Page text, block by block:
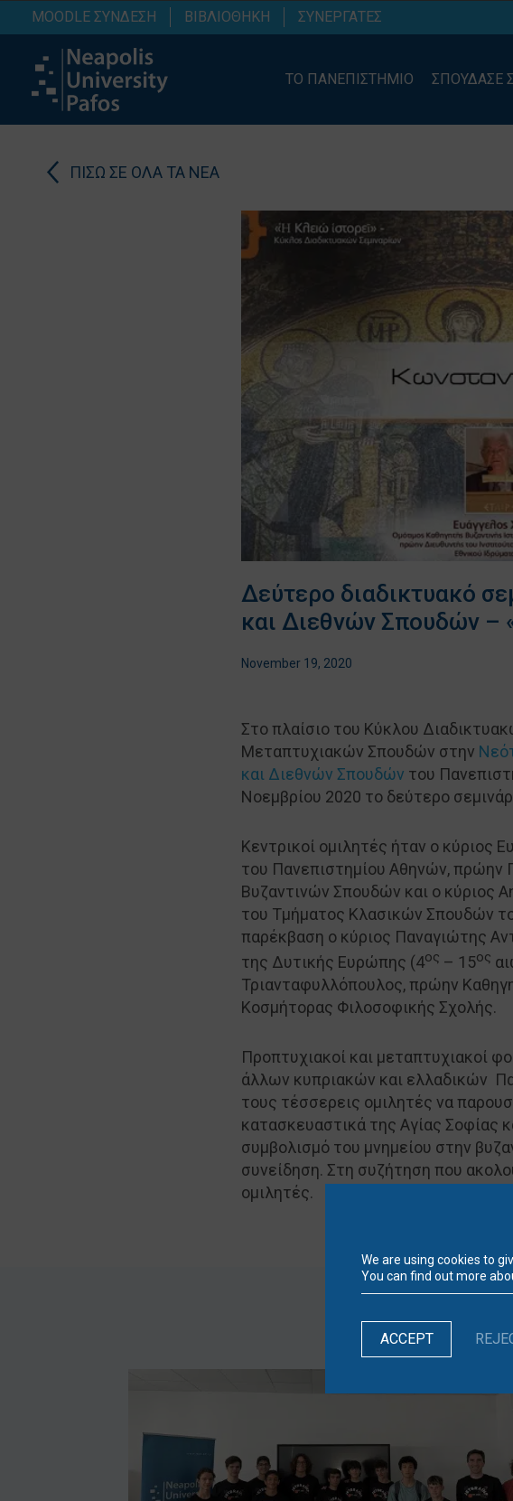
MOODLE ΣΥΝΔΕΣΗ ΒΙΒΛΙΟΘΗΚΗ ΣΥΝΕΡΓΑΤΕΣ
ΤΟ ΠΑΝΕΠΙΣΤΗΜΙΟ ΣΠΟΥΔΑΣΕ
ΠΙΣΩ ΣΕ ΟΛΑ ΤΑ ΝΕΑ
Δεύτερο διαδικτυακό
και Διεθνών Σπουδών –
November 19, 2020
Στο πλαίσιο του Κύκλου
Μεταπτυχιακών Σπουδών στην
και Διεθνών Σπουδών του
Νοεμβρίου 2020 το δεύτερο
Κεντρικοί ομιλητές ήταν ο κύριος
του Πανεπιστημίου Αθηνών, πρώην
Βυζαντινών Σπουδών και ο κύριος
του Τμήματος Κλασικών Σπουδών
παρέκβαση ο κύριος Παναγιώτης
της Δυτικής Ευρώπης (4ος – 15ος
Τριανταφυλλόπουλος, πρώην
Κοσμήτορας Φιλοσοφικής Σχολής.
Προπτυχιακοί και μεταπτυχιακοί
άλλων κυπριακών και ελλαδικών
τους τέσσερεις ομιλητές να
κατασκευαστικά της Αγίας Σοφίας
συμβολισμό του μνημείου στην
συνείδηση. Στη συζήτηση που
ομιλητές.
We are using cookies to
You can find out more
ACCEPT